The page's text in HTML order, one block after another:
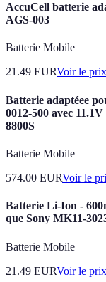
AccuCell batterie
AGS-003
Batterie Mobile
21.49 EURVoir le prix
Batterie adaptéee
0012-500 avec
8800S
Batterie Mobile
574.00 EURVoir le
Batterie Li-Ion -
que Sony MK11-
Batterie Mobile
21.49 EURVoir le prix